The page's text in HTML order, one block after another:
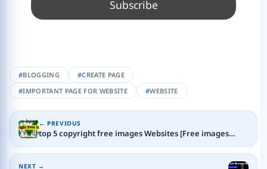
BLOGGING
CREATE PAGE
IMPORTANT PAGE FOR WEBSITE
WEBSITE
← PREVIOUS
top 5 copyright free images Websites [Free images…
NEXT →